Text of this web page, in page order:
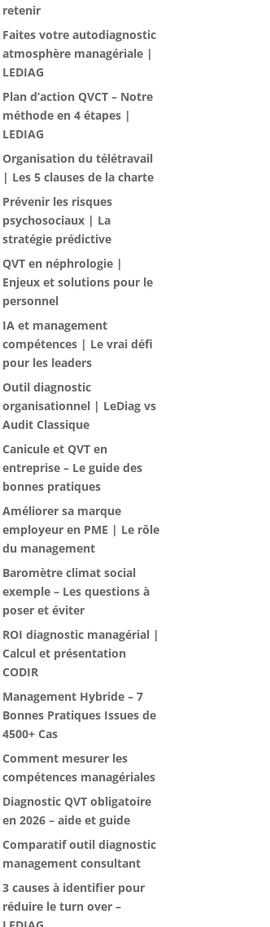
retenir
Faites votre autodiagnostic
atmosphère managériale |
LEDIAG
Plan d’action QVCT – Notre
méthode en 4 étapes |
LEDIAG
Organisation du télétravail
| Les 5 clauses de la charte
Prévenir les risques
psychosociaux | La
stratégie prédictive
QVT en néphrologie |
Enjeux et solutions pour le
personnel
IA et management
compétences | Le vrai défi
pour les leaders
Outil diagnostic
organisationnel | LeDiag vs
Audit Classique
Canicule et QVT en
entreprise – Le guide des
bonnes pratiques
Améliorer sa marque
employeur en PME | Le rôle
du management
Baromètre climat social
exemple – Les questions à
poser et éviter
ROI diagnostic managérial |
Calcul et présentation
CODIR
Management Hybride – 7
Bonnes Pratiques Issues de
4500+ Cas
Comment mesurer les
compétences managériales
Diagnostic QVT obligatoire
en 2026 – aide et guide
Comparatif outil diagnostic
management consultant
3 causes à identifier pour
réduire le turn over –